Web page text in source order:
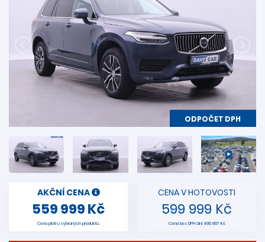
ODPOČET DPH
AKČNÍ CENA
559 999 Kč
Cena platí u vybraných produktů.
CENA V HOTOVOSTI
599 999 Kč
Cena bez DPH činí 495 867 Kč